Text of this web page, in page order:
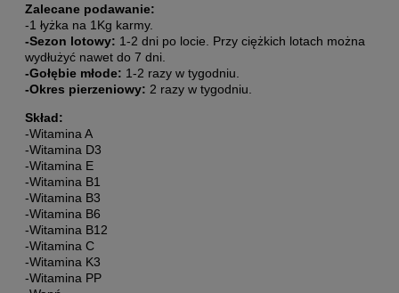
Zalecane podawanie:
-1 łyżka na 1Kg karmy.
-Sezon lotowy: 1-2 dni po locie. Przy ciężkich lotach można
wydłużyć nawet do 7 dni.
-Gołębie młode: 1-2 razy w tygodniu.
-Okres pierzeniowy: 2 razy w tygodniu.
Skład:
-Witamina A
-Witamina D3
-Witamina E
-Witamina B1
-Witamina B3
-Witamina B6
-Witamina B12
-Witamina C
-Witamina K3
-Witamina PP